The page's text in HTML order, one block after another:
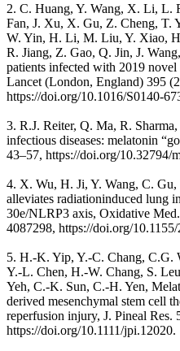
2. C. Huang, Y. Wang, X. Li, L.
Fan, J. Xu, X. Gu, Z. Cheng, T.
W. Yin, H. Li, M. Liu, Y. Xiao,
R. Jiang, Z. Gao, Q. Jin, J.
patients infected with 2019
Lancet (London, England) 395
https://doi.org/10.1016/S0140-
3. R.J. Reiter, Q. Ma, R.
infectious diseases: melatonin
43–57, https://doi.org/10.32794/
4. X. Wu, H. Ji, Y. Wang, C.
alleviates radiationinduced lung
30e/NLRP3 axis, Oxidative
4087298, https://doi.org/
5. H.-K. Yip, Y.-C. Chang, C.G.
Y.-L. Chen, H.-W. Chang, S.
Yeh, C.-K. Sun, C.-H. Yen,
derived mesenchymal stem cell
reperfusion injury, J. Pineal Res.
https://doi.org/10.1111/jpi.12020.